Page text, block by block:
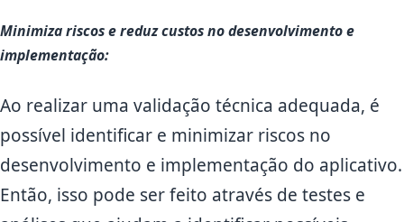
Minimiza riscos e reduz custos no desenvolvimento e
implementação:
Ao realizar uma validação técnica adequada, é
possível identificar e minimizar riscos no
desenvolvimento e implementação do aplicativo.
Então, isso pode ser feito através de testes e